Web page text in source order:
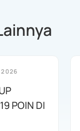
2026
POIN DI